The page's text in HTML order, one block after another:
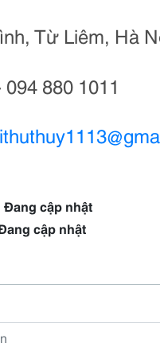
Từ Liêm, Hà
880 1011
Đang cập nhật
cập nhật